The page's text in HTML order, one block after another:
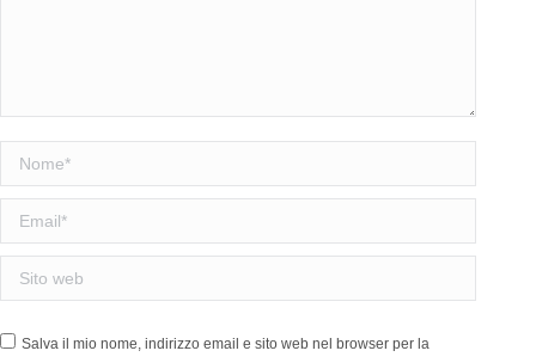
Nome *
Email *
Sito web
Salva il mio nome, indirizzo email e sito web nel browser per la